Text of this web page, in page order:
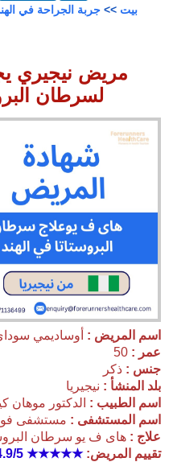
بيت >> جربة الجراحة في
مريض نيجيري
لسرطان
اسم المريض : أوساديمي
عمر : 50
جنس : ذكر
بلد المنشأ : نيجيريا
اسم الطبيب : الدكتور موهان
اسم المستشفى : مستشفى
علاج : هاى ف يو سرطان
تقييم المريض:★★★★★
5